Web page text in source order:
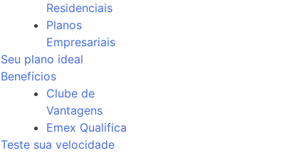
Residenciais
Planos
Empresariais
Seu plano ideal
Benefícios
Clube de
Vantagens
Emex Qualifica
Teste sua velocidade